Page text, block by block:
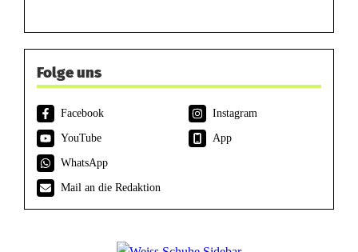
Folge uns
Facebook
Instagram
YouTube
App
WhatsApp
Mail an die Redaktion